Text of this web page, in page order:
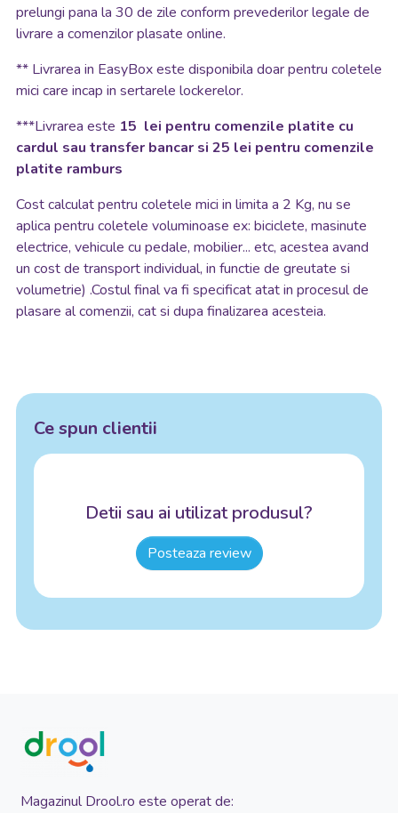
prelungi pana la 30 de zile conform prevederilor legale de
livrare a comenzilor plasate online.
** Livrarea in EasyBox este disponibila doar pentru coletele
mici care incap in sertarele lockerelor.
***Livrarea este 15 lei pentru comenzile platite cu
cardul sau transfer bancar si 25 lei pentru comenzile
platite ramburs
Cost calculat pentru coletele mici in limita a 2 Kg, nu se
aplica pentru coletele voluminoase ex: biciclete, masinute
electrice, vehicule cu pedale, mobilier... etc, acestea avand
un cost de transport individual, in functie de greutate si
volumetrie) .Costul final va fi specificat atat in procesul de
plasare al comenzii, cat si dupa finalizarea acesteia.
Ce spun clientii
Detii sau ai utilizat produsul?
Posteaza review
Magazinul Drool.ro este operat de: